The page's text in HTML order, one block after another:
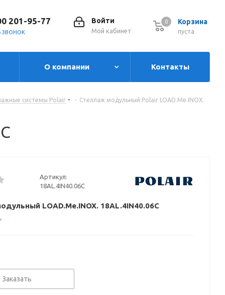
Корзина
0
пуста
0
Войти
Мой кабинет
201-95-77
ЗВОНОК
О компании Контакты
системы Polair - Стеллаж модульный Polair LOAD.Me.INOX.
Артикул:
18AL.4IN40.06C
LOAD.Me.INOX. 18AL.4IN40.06C
Заказать